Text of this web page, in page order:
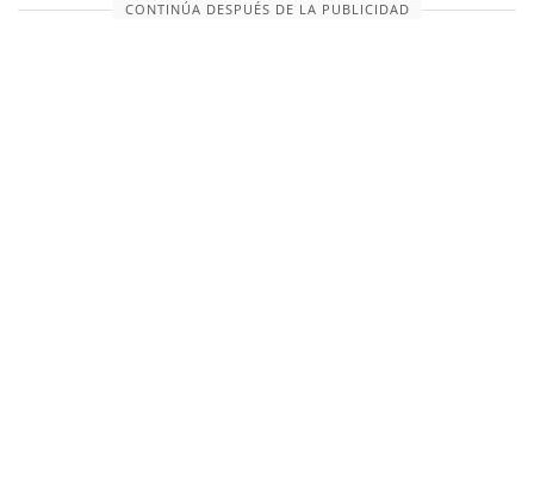
CONTINÚA DESPUÉS DE LA PUBLICIDAD